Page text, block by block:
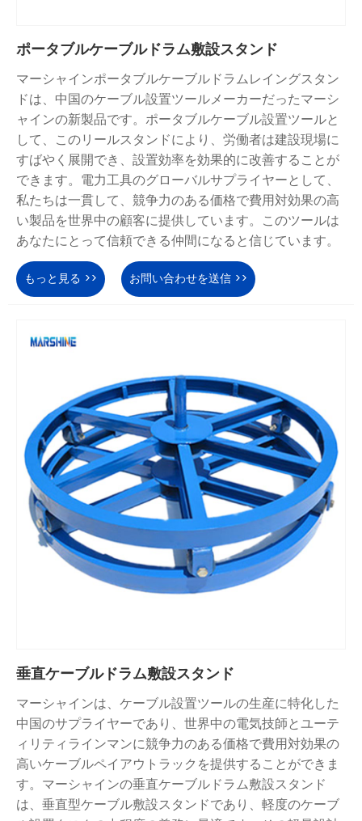
ポータブルケーブルドラム敷設スタンド
マーシャインポータブルケーブルドラムレイングスタン
ドは、中国のケーブル設置ツールメーカーだったマーシ
ャインの新製品です。ポータブルケーブル設置ツールと
して、このリールスタンドにより、労働者は建設現場に
すばやく展開でき、設置効率を効果的に改善することが
できます。電力工具のグローバルサプライヤーとして、
私たちは一貫して、競争力のある価格で費用対効果の高
い製品を世界中の顧客に提供しています。このツールは
あなたにとって信頼できる仲間になると信じています。
もっと見る >> お問い合わせを送信 >>
垂直ケーブルドラム敷設スタンド
マーシャインは、ケーブル設置ツールの生産に特化した
中国のサプライヤーであり、世界中の電気技師とユーテ
ィリティラインマンに競争力のある価格で費用対効果の
高いケーブルペイアウトラックを提供することができま
す。マーシャインの垂直ケーブルドラム敷設スタンド
は、垂直型ケーブル敷設スタンドであり、軽度のケーブ